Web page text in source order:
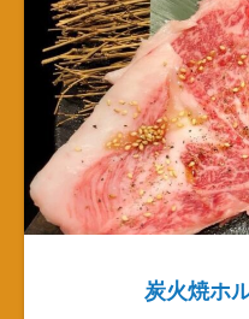
炭火焼ホ